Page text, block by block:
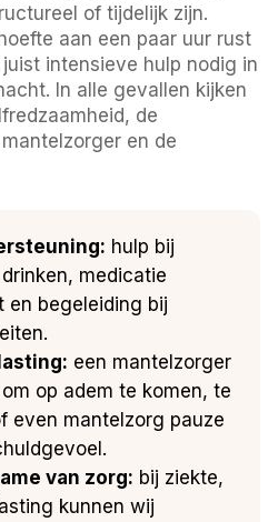
of tijdelijk zijn.
aan een paar uur rust
intensieve hulp nodig in
In alle gevallen kijken
de
en de
hulp bij
medicatie
en begeleiding bij
een mantelzorger
op adem te komen, te
even mantelzorg pauze
van zorg: bij ziekte,
kunnen wij